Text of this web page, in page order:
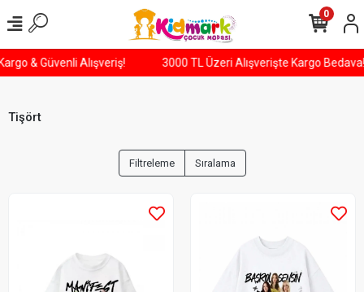
Kargo & Güvenli Alışveriş! 3000 TL Üzeri Alışverişte Kargo
0
Tişört
Filtreleme Sıralama